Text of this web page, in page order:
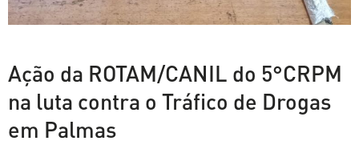
Ação da ROTAM/CANIL do 5°CRPM
na luta contra o Tráfico de Drogas
em Palmas